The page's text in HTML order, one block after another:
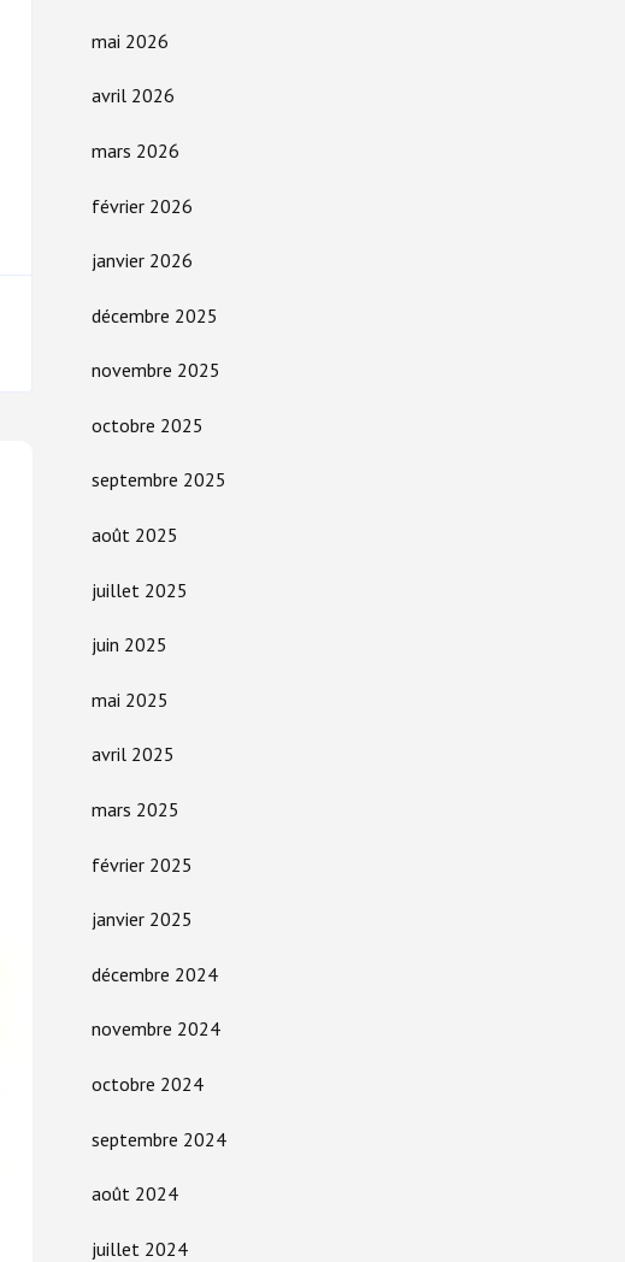
mai 2026
avril 2026
mars 2026
février 2026
janvier 2026
décembre 2025
novembre 2025
octobre 2025
septembre 2025
août 2025
juillet 2025
juin 2025
mai 2025
avril 2025
mars 2025
février 2025
janvier 2025
décembre 2024
novembre 2024
octobre 2024
septembre 2024
août 2024
juillet 2024